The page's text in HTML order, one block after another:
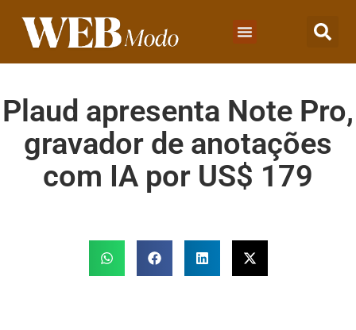
Plaud apresenta Note Pro,
gravador de anotações
com IA por US$ 179